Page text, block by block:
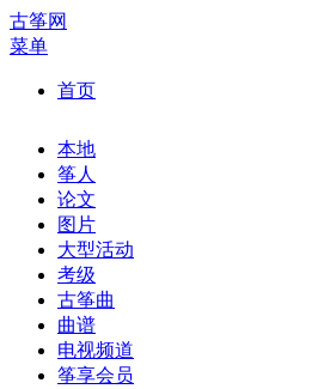
古筝网
菜单
首页
本地
筝人
论文
图片
大型活动
考级
古筝曲
曲谱
电视频道
筝享会员